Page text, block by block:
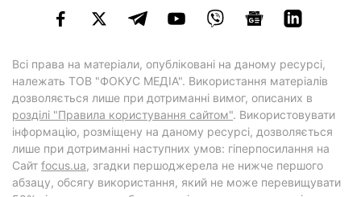
Всі права на матеріали, опубліковані на даному ресурсі,
належать ТОВ "ФОКУС МЕДІА". Використання матеріалів
дозволяється лише при дотриманні вимог, описаних в
розділі "Правила користування сайтом". Використовувати
інформацію, розміщену на даному ресурсі, дозволяється
лише при дотриманні наступних умов: гіперпосилання на
Cайт focus.ua, згадки першоджерела не нижче першого
абзацу, обсягу використання, який не може перевищувати